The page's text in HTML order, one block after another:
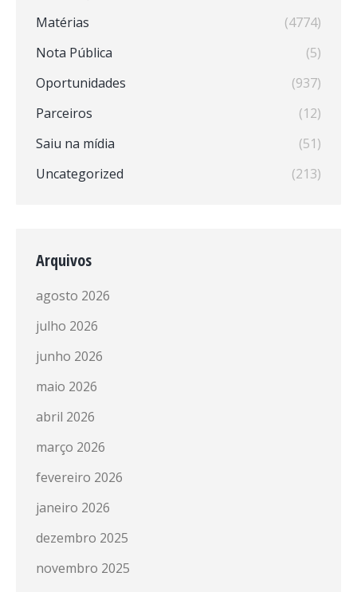
Matérias
(4774)
Nota Pública
(5)
Oportunidades
(937)
Parceiros
(12)
Saiu na mídia
(51)
Uncategorized
(213)
Arquivos
agosto 2026
julho 2026
junho 2026
maio 2026
abril 2026
março 2026
fevereiro 2026
janeiro 2026
dezembro 2025
novembro 2025